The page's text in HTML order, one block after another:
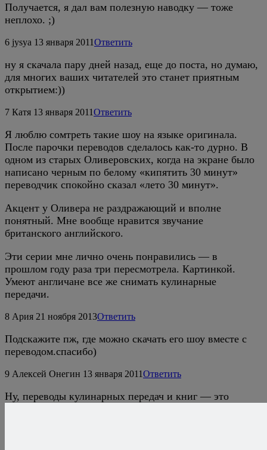
Получается, я дал вам полезную наводку — тоже
неплохо. ;)
6 jysya 13 января 2011Ответить
ну я скачала пару дней назад, еще до поста, но думаю,
для многих ваших читателей это станет приятным
открытием:))
7 Катя 13 января 2011Ответить
Я люблю сомтреть такие шоу на языке оригинала.
После парочки переводов сделалось как-то дурно. В
одном из старых Оливеровских, когда на экране было
написано черным по белому «кипятить 30 минут»
переводчик спокойно сказал «лето 30 минут».
Акцент у Оливера не раздражающий и вполне
понятный. Мне вообще нравится звучание
британского английского.
Эти серии мне лично очень понравились — в
прошлом году раза три пересмотрела. Картинкой.
Умеют англичане все же снимать кулинарные
передачи.
8 Ария 21 ноября 2013Ответить
Подскажите пж, где можно скачать его шоу вместе с
переводом.спасибо)
9 Алексей Онегин 13 января 2011Ответить
Ну, переводы кулинарных передач и книг — это